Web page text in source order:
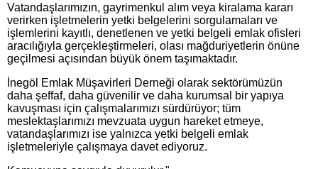
Vatandaşlarımızın, gayrimenkul alım veya kiralama kararı
verirken işletmelerin yetki belgelerini sorgulamaları ve
işlemlerini kayıtlı, denetlenen ve yetki belgeli emlak ofisleri
aracılığıyla gerçekleştirmeleri, olası mağduriyetlerin önüne
geçilmesi açısından büyük önem taşımaktadır.
İnegöl Emlak Müşavirleri Derneği olarak sektörümüzün
daha şeffaf, daha güvenilir ve daha kurumsal bir yapıya
kavuşması için çalışmalarımızı sürdürüyor; tüm
meslektaşlarımızı mevzuata uygun hareket etmeye,
vatandaşlarımızı ise yalnızca yetki belgeli emlak
işletmeleriyle çalışmaya davet ediyoruz.